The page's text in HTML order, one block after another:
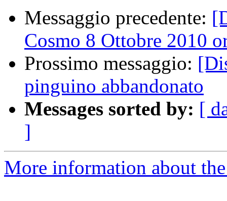
Messaggio precedente:
Cosmo 8 Ottobre 2010
Prossimo messaggio:
pinguino abbandonato
Messages sorted by: [
]
More information about